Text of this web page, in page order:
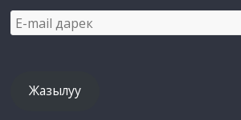
E-
mail
Жазылуу